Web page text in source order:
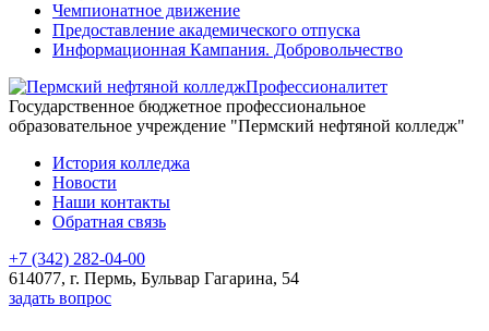
Чемпионатное движение
Предоставление академического отпуска
Информационная Кампания. Добровольчество
Профессионалитет
Государственное бюджетное профессиональное
образовательное учреждение "Пермский нефтяной колледж"
История колледжа
Новости
Наши контакты
Обратная связь
+7 (342) 282-04-00
614077, г. Пермь, Бульвар Гагарина, 54
задать вопрос